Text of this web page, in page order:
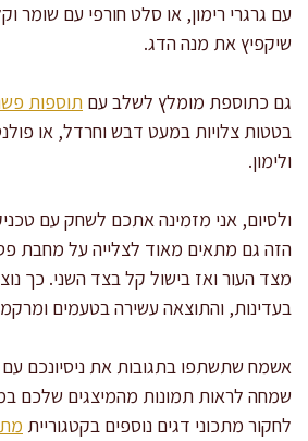
עם גרגרי רימון, או סלט חורפי עם שומר
שיקפיץ את מנה הדג.
גם כתוספת מומלץ לשלב עם תוספות
בטטות צלויות במעט דבש וחרדל, או
ולימון.
ולסיום, אני מזמינה אתכם לשחק עם
הזה גם מתאים מאוד לצלייה על מחבת
מצד העור ואז בישול קל בצד השני. כך
בעדינות, והתוצאה עשירה בטעמים
אשמח שתשתפו בתגובות את ניסיונכם עם
שמחה לראות תמונות מהמיצגים שלכם
לחקור מתכוני דגים נוספים בקטגוריית